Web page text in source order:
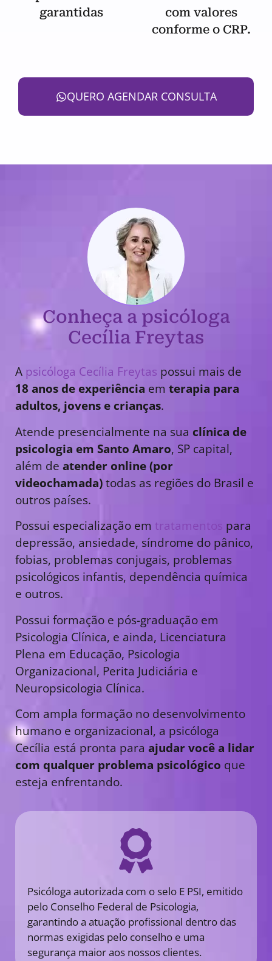
garantidas
com valores
conforme o CRP.
QUERO AGENDAR CONSULTA
Conheça a psicóloga
Cecília Freytas
A psicóloga Cecília Freytas possui mais de
18 anos de experiência em terapia para
adultos, jovens e crianças.
Atende presencialmente na sua clínica de
psicologia em Santo Amaro, SP capital,
além de atender online (por
videochamada)todas as regiões do Brasil e
outros países.
Possui especialização em tratamentos para
depressão, ansiedade, síndrome do pânico,
fobias, problemas conjugais, problemas
psicológicos infantis, dependência química
e outros.
Possui formação e pós-graduação em
Psicologia Clínica, e ainda, Licenciatura
Plena em Educação, Psicologia
Organizacional, Perita Judiciária e
Neuropsicologia Clínica.
Com ampla formação no desenvolvimento
humano e organizacional, a psicóloga
Cecília está pronta para ajudar você a lidar
com qualquer problema psicológico que
esteja enfrentando.
Psicóloga autorizada com o selo E PSI, emitido
pelo Conselho Federal de Psicologia,
garantindo a atuação profissional dentro das
normas exigidas pelo conselho e uma
segurança maior aos nossos clientes.